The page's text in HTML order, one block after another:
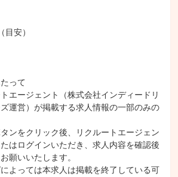
安）
って
エージェント（株式会社インディードリ
運営）が掲載する求人情報の一部のみの
ンをクリック後、リクルートエージェン
はログインいただき、求人内容を確認後
願いいたします。
よっては本求人は掲載を終了している可